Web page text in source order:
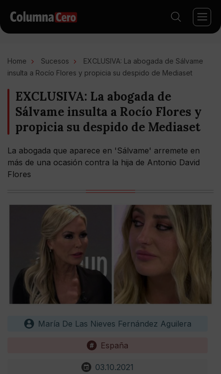
Home Sucesos
EXCLUSIVA: La abogada de Sálvame
insulta a Rocío Flores y propicia su despido de Mediaset
EXCLUSIVA: La abogada de
Sálvame insulta a Rocío Flores y
propicia su despido de Mediaset
La abogada que aparece en 'Sálvame' arremete en
más de una ocasión contra la hija de Antonio David
Flores
María De Las Nieves Fernández Aguilera
España
03.10.2021